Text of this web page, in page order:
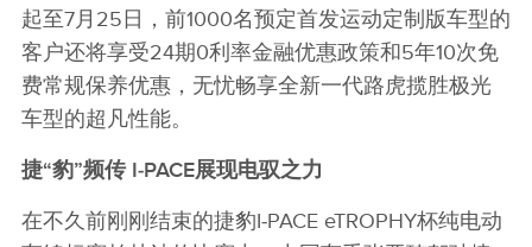
起至7月25日，前1000名预定首发运动定制版车型的
客户还将享受24期0利率金融优惠政策和5年10次免
费常规保养优惠，无忧畅享全新一代路虎揽胜极光
车型的超凡性能。
捷“豹”频传I‑PACE展现电驭之力
在不久前刚刚结束的捷豹I‑PACE eTROPHY杯纯电动